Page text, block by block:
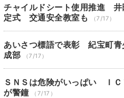
チャイルドシート使用推進 井
定式 交通安全教室も
（7/17）
あいさつ標語で表彰 紀宝町青
成部
（7/17）
ＳＮＳは危険がいっぱい ＩＣ
が警鐘
（7/17）